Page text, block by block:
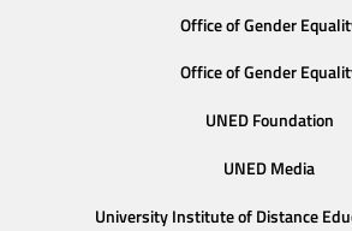
Office of Gender
Office of Gender
UNED Foundation
UNED Media
University Institute of Distance